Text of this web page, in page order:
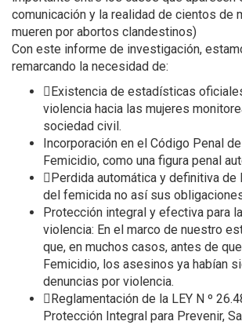
comunicación y la realidad de cientos de
mueren por abortos clandestinos)
Con este informe de investigación,
remarcando la necesidad de:
Existencia de estadísticas
violencia hacia las mujeres
sociedad civil.
Incorporación en el Código Penal
Femicidio, como una figura penal
Perdida automática y definitiva de
del femicida no así sus
Protección integral y efectiva para
violencia: En el marco de nuestro
que, en muchos casos, antes de
Femicidio, los asesinos ya habían
denuncias por violencia.
Reglamentación de la LEY N º
Protección Integral para Prevenir,